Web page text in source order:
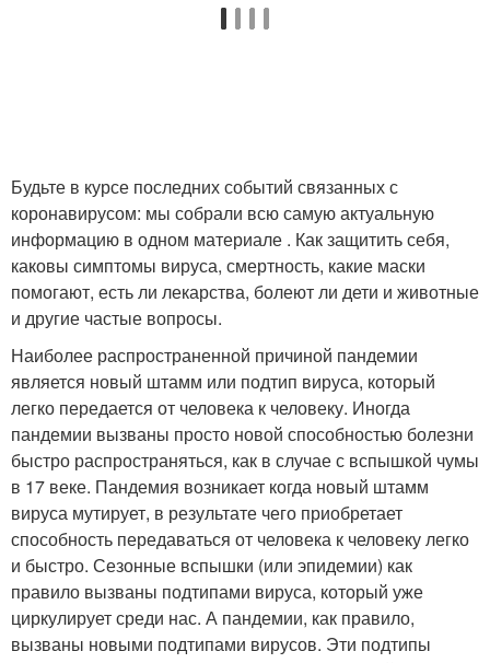
Будьте в курсе последних событий связанных с
коронавирусом: мы собрали всю самую актуальную
информацию в одном материале . Как защитить себя,
каковы симптомы вируса, смертность, какие маски
помогают, есть ли лекарства, болеют ли дети и животные
и другие частые вопросы.
Наиболее распространенной причиной пандемии
является новый штамм или подтип вируса, который
легко передается от человека к человеку. Иногда
пандемии вызваны просто новой способностью болезни
быстро распространяться, как в случае с вспышкой чумы
в 17 веке. Пандемия возникает когда новый штамм
вируса мутирует, в результате чего приобретает
способность передаваться от человека к человеку легко
и быстро. Сезонные вспышки (или эпидемии) как
правило вызваны подтипами вируса, который уже
циркулирует среди нас. А пандемии, как правило,
вызваны новыми подтипами вирусов. Эти подтипы